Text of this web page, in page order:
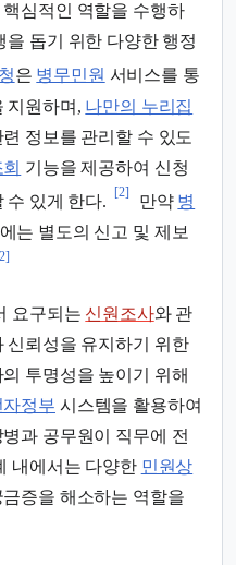
심적인 역할을 수행하
을 돕기 위한 다양한 행정
은 병무민원 서비스를 통
지원하며, 나만의 누리집
정보를 관리할 수 있도
기능을 제공하여 신청
수 있게 한다.
[2]
만약 병
는 별도의 신고 및 제보
요구되는 신원조사와 관
신뢰성을 유지하기 위한
투명성을 높이기 위해
자정부 시스템을 활용하여
과 공무원이 직무에 전
내에서는 다양한 민원상
증을 해소하는 역할을